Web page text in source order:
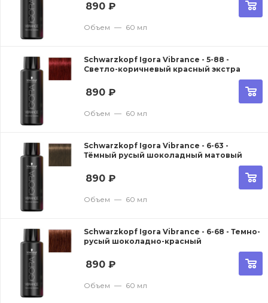
890 ₽
Объем — 60 мл
Schwarzkopf Igora Vibrance - 5-88 -
Светло-коричневый красный экстра
890 ₽
Объем — 60 мл
Schwarzkopf Igora Vibrance - 6-63 -
Тёмный русый шоколадный матовый
890 ₽
Объем — 60 мл
Schwarzkopf Igora Vibrance - 6-68 - Темно-
русый шоколадно-красный
890 ₽
Объем — 60 мл